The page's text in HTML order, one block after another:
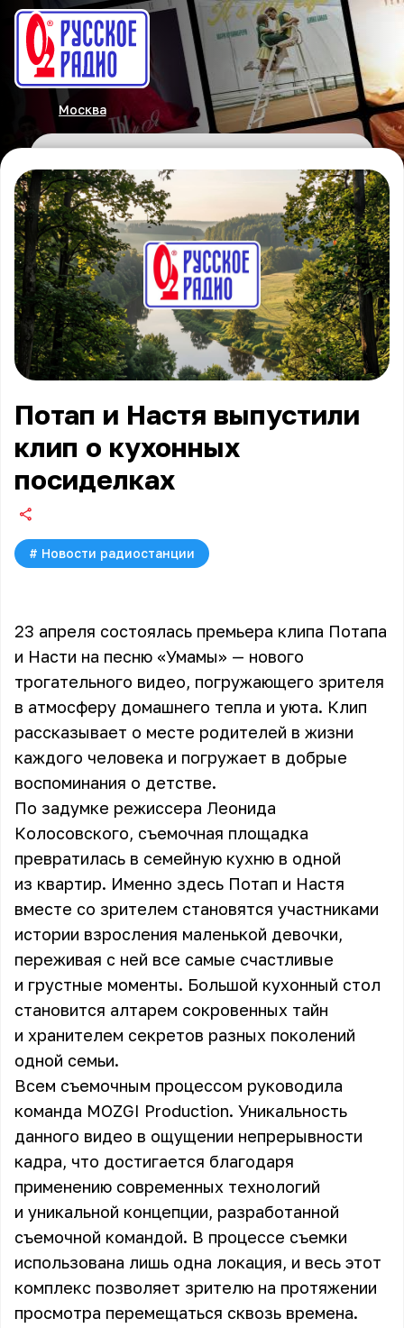
Москва
Потап и Настя выпустили
клип о кухонных
посиделках
# Новости радиостанции
23 апреля состоялась премьера клипа Потапа
и Насти на песню «Умамы» — нового
трогательного видео, погружающего зрителя
в атмосферу домашнего тепла и уюта. Клип
рассказывает о месте родителей в жизни
каждого человека и погружает в добрые
воспоминания о детстве.
По задумке режиссера Леонида
Колосовского, съемочная площадка
превратилась в семейную кухню в одной
из квартир. Именно здесь Потап и Настя
вместе со зрителем становятся участниками
истории взросления маленькой девочки,
переживая с ней все самые счастливые
и грустные моменты. Большой кухонный стол
становится алтарем сокровенных тайн
и хранителем секретов разных поколений
одной семьи.
Всем съемочным процессом руководила
команда MOZGI Production. Уникальность
данного видео в ощущении непрерывности
кадра, что достигается благодаря
применению современных технологий
и уникальной концепции, разработанной
съемочной командой. В процессе съемки
использована лишь одна локация, и весь этот
комплекс позволяет зрителю на протяжении
просмотра перемещаться сквозь времена.